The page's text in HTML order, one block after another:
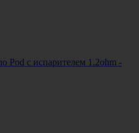
Pod с испарителем 1.2ohm -